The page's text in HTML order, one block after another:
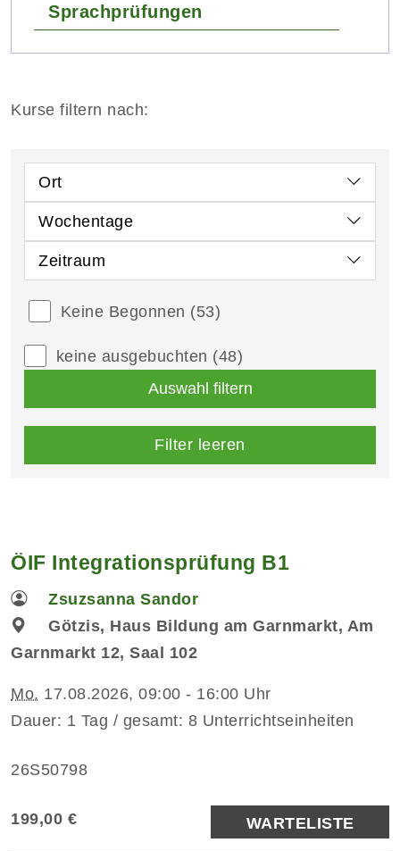
Sprachprüfungen
Kurse filtern nach:
Ort
Wochentage
Zeitraum
Keine Begonnen (53)
keine ausgebuchten (48)
Auswahl filtern
Filter leeren
ÖIF Integrationsprüfung B1
Zsuzsanna Sandor
Götzis, Haus Bildung am Garnmarkt, Am
Garnmarkt 12, Saal 102
Mo. 17.08.2026, 09:00 - 16:00 Uhr
Dauer: 1 Tag / gesamt: 8 Unterrichtseinheiten
26S50798
199,00 € WARTELISTE